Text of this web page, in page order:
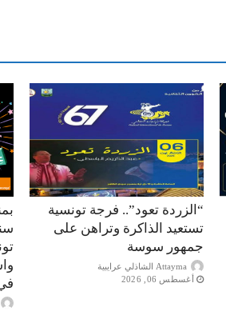
“الزردة تعود”.. فرجة تونسية
تستعيد الذاكرة وتراهن على
جمهور سوسة
Attayma الشاذلي عرايبية
أغسطس 06, 2026